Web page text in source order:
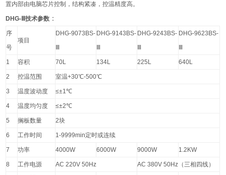
置内部由电脑芯片控制，结构紧凑，控温精度高。
DHG-Ⅲ技术参数 ：
序
号
项目
DHG-9073BS- DHG-9143BS- DHG-9243BS- DHG-9623BS-
1 容积 70L 134L 225L 640L
2 控温范围 室温+30℃-500℃
3 温度波动度 ≤±1℃
4 温度均匀度 ≤±2℃
5 搁板数量 2块
6 工作时间 1-9999min定时或连续
7 功率 4000W 6000W 9000W 1.2KW
8 工作电源 AC 220V 50Hz AC 380V 50Hz （三相四线）